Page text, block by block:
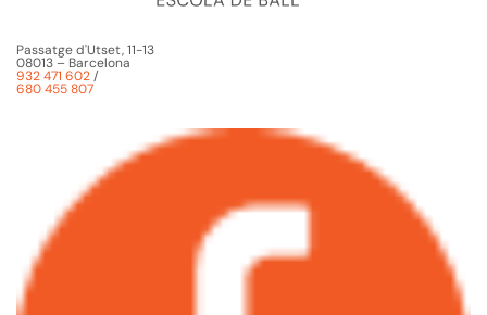
Passatge d'Utset, 11-13
08013 – Barcelona
932 471 602/
680 455 807